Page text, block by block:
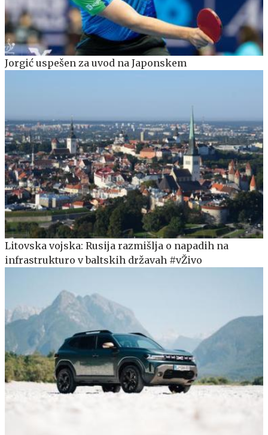
Jorgić uspešen za uvod na Japonskem
Litovska vojska: Rusija razmišlja o napadih na
infrastrukturo v baltskih državah #vŽivo